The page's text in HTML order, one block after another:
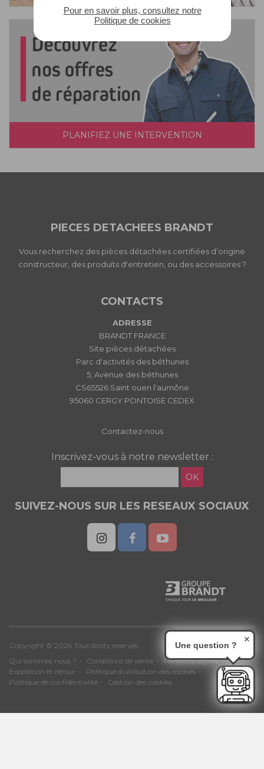
Pour en savoir plus, consultez notre
Politique de cookies
PLANIFIEZ UNE INTERVENTION
PIECES DETACHEES BRANDT
Vous recherchez des pièces détachées certifiées d’origine
constructeur, des produits d'entretien, ou des accessoires ?
CONTACTS
ADRESSE
BRANDT FRANCE
Site pièces détachées
Parc d'activités des béthunes
5, Avenue des béthunes
CS65526 Saint ouen l'aumône
95060 CERGY PONTOISE CEDEX
Contactez-nous
Inscrivez-vous à notre newsletter :
OK
SUIVEZ-NOUS SUR LES RESEAUX SOCIAUX
Copyright © 2026 Tous droits réservés
Qui sommes nous ?
Conditions de vente
Mentions légales
Expédition et retour
Politique d'utilisation des cookies
Politique de confidentialité
Gestion des cookies
Une question ?
✕